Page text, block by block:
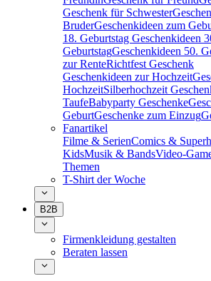
Geschenk für Schwester
BruderGeschenkideen zum
18. Geburtstag Geschenkideen
GeburtstagGeschenkideen 50.
zur RenteRichtfest Geschenk
Geschenkideen zur Hochzeit
HochzeitSilberhochzeit
TaufeBabyparty Geschenke
GeburtGeschenke zum Einzug
Fanartikel
Filme & SerienComics &
KidsMusik & BandsVideo-
Themen
T-Shirt der Woche
B2B
Firmenkleidung gestalten
Beraten lassen